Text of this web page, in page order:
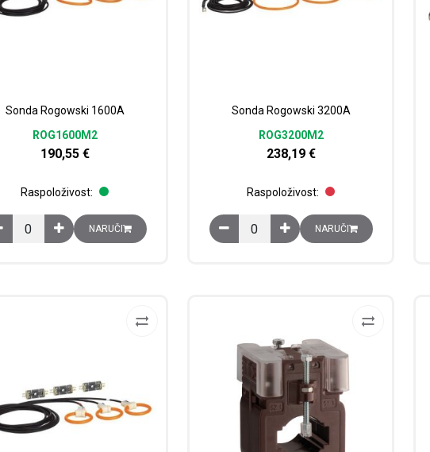
Sonda Rogowski 1600A
ROG1600M2
190,55 €
Raspoloživost:
Sonda Rogowski 1600A količina
NARUČI
Sonda Rogowski 3200A
ROG3200M2
238,19 €
Raspoloživost:
Sonda Rogowski 3200A količina
NARUČI